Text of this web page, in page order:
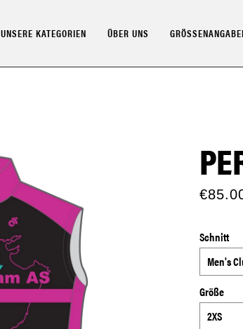
UNSERE KATEGORIEN ÜBER UNS GRÖSSENANGABEN
Schnitt
Größe